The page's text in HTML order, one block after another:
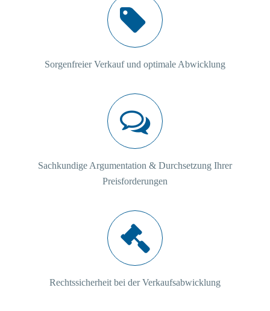
Sorgenfreier Verkauf und optimale Abwicklung
Sachkundige Argumentation & Durchsetzung Ihrer
Preisforderungen
Rechtssicherheit bei der Verkaufsabwicklung